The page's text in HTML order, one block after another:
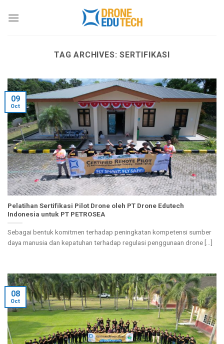
TAG ARCHIVES:SERTIFIKASI
Pelatihan Sertifikasi Pilot Drone oleh PT Drone Edutech
Indonesia untuk PT PETROSEA
Sebagai bentuk komitmen terhadap peningkatan kompetensi sumber
daya manusia dan kepatuhan terhadap regulasi penggunaan drone [...]
09
Oct
08
Oct